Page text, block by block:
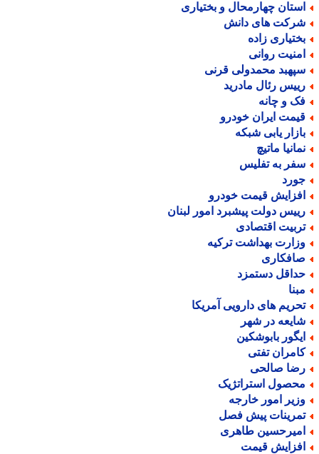
چهارمحال و بختیاری
های دانش
زاده
روانی
محمدولی قرنی
رئال مادرید
و چانه
ایران خودرو
یابی شبکه
ماتیچ
به تفلیس
قیمت خودرو
دولت پیشبرد امور لبنان
اقتصادی
بهداشت ترکیه
دستمزد
های دارویی آمریکا
در شهر
بابوشکین
تفتی
صالحی
استراتژیک
امور خارجه
پیش فصل
طاهری
قیمت